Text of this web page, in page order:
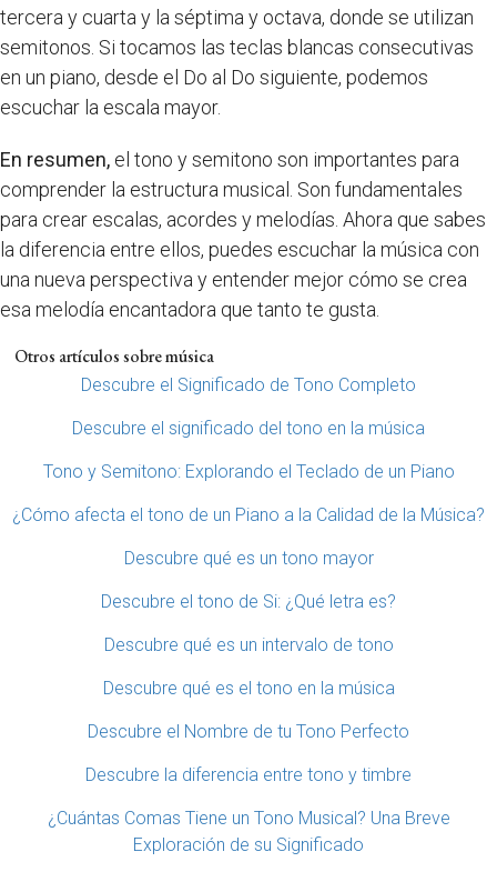
tercera y cuarta y la séptima y octava, donde se utilizan
semitonos. Si tocamos las teclas blancas consecutivas
en un piano, desde el Do al Do siguiente, podemos
escuchar la escala mayor.
En resumen, el tono y semitono son importantes para
comprender la estructura musical. Son fundamentales
para crear escalas, acordes y melodías. Ahora que sabes
la diferencia entre ellos, puedes escuchar la música con
una nueva perspectiva y entender mejor cómo se crea
esa melodía encantadora que tanto te gusta.
Otros artículos sobre música
Descubre el Significado de Tono Completo
Descubre el significado del tono en la música
Tono y Semitono: Explorando el Teclado de un Piano
¿Cómo afecta el tono de un Piano a la Calidad de la Música?
Descubre qué es un tono mayor
Descubre el tono de Si: ¿Qué letra es?
Descubre qué es un intervalo de tono
Descubre qué es el tono en la música
Descubre el Nombre de tu Tono Perfecto
Descubre la diferencia entre tono y timbre
¿Cuántas Comas Tiene un Tono Musical? Una Breve
Exploración de su Significado